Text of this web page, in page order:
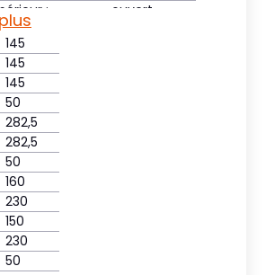
:
ouvert
145
145
145
50
282,5
282,5
50
160
230
150
230
50